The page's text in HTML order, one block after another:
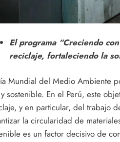
El programa “Creciendo
reciclaje, fortaleciendo la
Mundial del Medio Ambiente
sostenible. En el Perú, este
y en particular, del trabajo
la circularidad de
es un factor decisivo de